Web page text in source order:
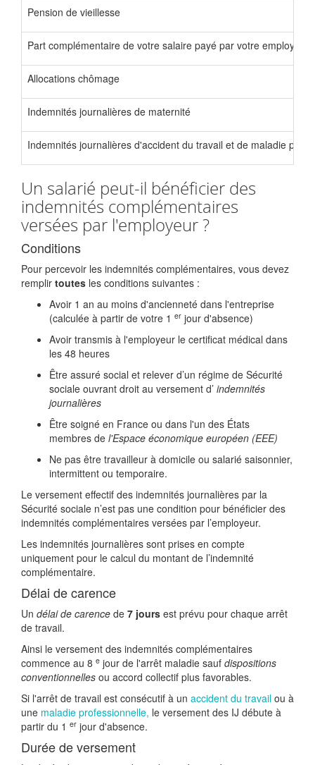
Pension de vieillesse
Part complémentaire de votre salaire payé par votre employeur
Allocations chômage
Indemnités journalières de maternité
Indemnités journalières d'accident du travail et de maladie
Un salarié peut-il bénéficier des
indemnités complémentaires
versées par l'employeur ?
Conditions
Pour percevoir les indemnités complémentaires, vous devez
remplir toutes les conditions suivantes :
Avoir 1 an au moins d'ancienneté dans l'entreprise
(calculée à partir de votre 1 er jour d'absence)
Avoir transmis à l'employeur le certificat médical dans
les 48 heures
Être assuré social et relever d’un régime de Sécurité
sociale ouvrant droit au versement d’ indemnités
journalières
Être soigné en France ou dans l'un des États
membres de l'Espace économique européen (EEE)
Ne pas être travailleur à domicile ou salarié saisonnier,
intermittent ou temporaire.
Le versement effectif des indemnités journalières par la
Sécurité sociale n’est pas une condition pour bénéficier des
indemnités complémentaires versées par l’employeur.
Les indemnités journalières sont prises en compte
uniquement pour le calcul du montant de l’indemnité
complémentaire.
Délai de carence
Un délai de carence de 7 jours est prévu pour chaque arrêt
de travail.
Ainsi le versement des indemnités complémentaires
commence au 8 e jour de l'arrêt maladie sauf dispositions
conventionnelles ou accord collectif plus favorables.
Si l'arrêt de travail est consécutif à un accident du travail ou à
une maladie professionnelle, le versement des IJ débute à
partir du 1 er jour d'absence.
Durée de versement